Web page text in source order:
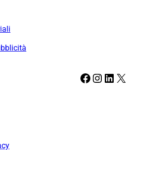
Facebook Instagram LinkedIn X